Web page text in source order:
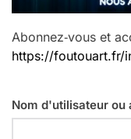
Abonnez‑vous et
https://foutouart.fr/
Nom d'utilisateur ou